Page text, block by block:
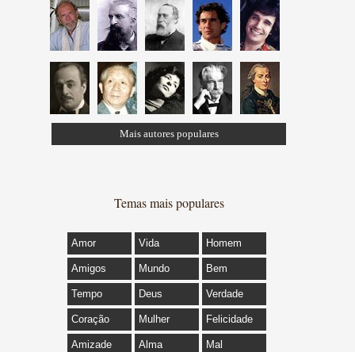
Mais autores populares
Temas mais populares
Amor Vida Homem
Amigos Mundo Bem
Tempo Deus Verdade
Coração Mulher Felicidade
Amizade Alma Mal